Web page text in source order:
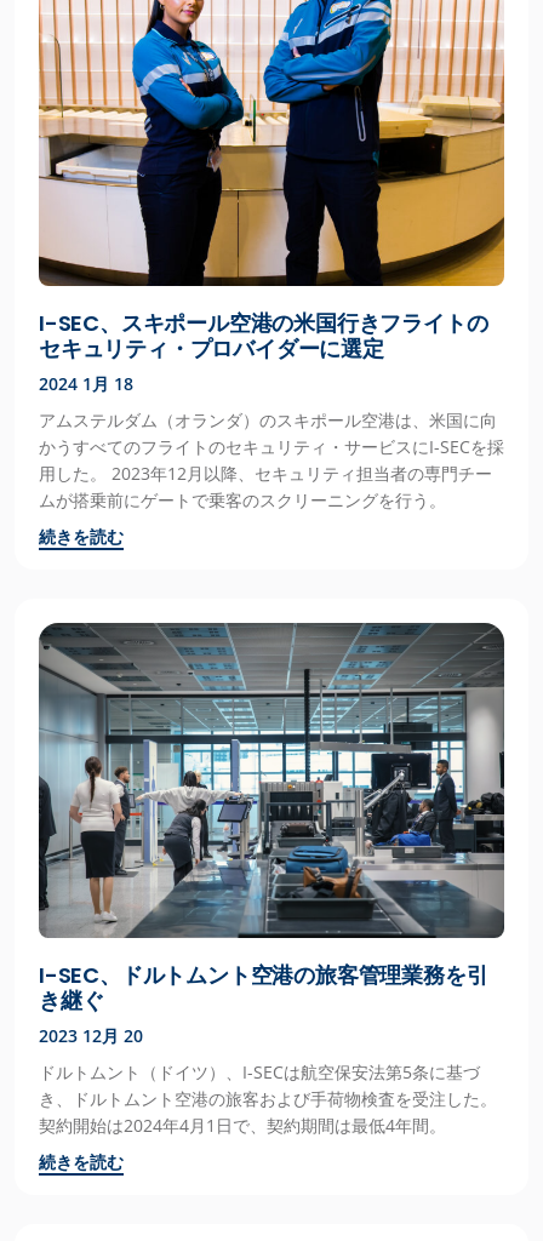
I-SEC、スキポール空港の米国行きフライトの
セキュリティ・プロバイダーに選定
2024 1月 18
アムステルダム（オランダ）のスキポール空港は、米国に向
かうすべてのフライトのセキュリティ・サービスにI-SECを採
用した。 2023年12月以降、セキュリティ担当者の専門チー
ムが搭乗前にゲートで乗客のスクリーニングを行う。
続きを読む
I-SEC、ドルトムント空港の旅客管理業務を引
き継ぐ
2023 12月 20
ドルトムント（ドイツ）、I-SECは航空保安法第5条に基づ
き、ドルトムント空港の旅客および手荷物検査を受注した。
契約開始は2024年4月1日で、契約期間は最低4年間。
続きを読む